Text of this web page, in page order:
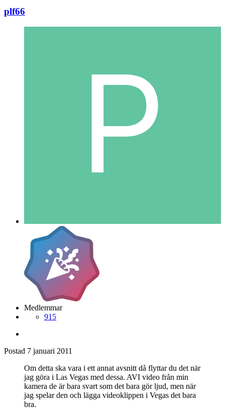
plf66
Medlemmar
915
Postad 7 januari 2011
Om detta ska vara i ett annat avsnitt då flyttar du det när
jag göra i Las Vegas med dessa. AVI video från min
kamera de är bara svart som det bara gör ljud, men när
jag spelar den och lägga videoklippen i Vegas det bara
bra.